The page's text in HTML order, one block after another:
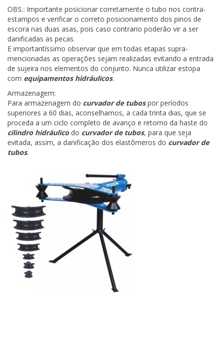
OBS.: Importante posicionar corretamente o tubo nos contra-
estampos e verificar o correto posicionamento dos pinos de
escora nas duas asas, pois caso contrario poderão vir a ser
danificadas as pecas.
E importantíssimo observar que em todas etapas supra-
mencionadas as operações sejam realizadas evitando a entrada
de sujeira nos elementos do conjunto. Nunca utilizar estopa
com equipamentos hidráulicos.
Armazenagem:
Para armazenagem do curvador de tubospor períodos
superiores a 60 dias, aconselhamos, a cada trinta dias, que se
proceda a um ciclo completo de avanço e retorno da haste do
cilindro hidráulico do curvador de tubos, para que seja
evitada, assim, a danificação dos elastômeros do curvador de
tubos.